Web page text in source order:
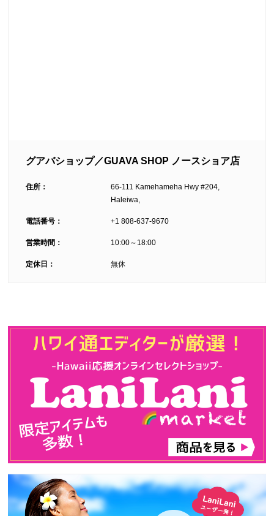
グアバショップ／GUAVA SHOP ノースショア店
住所：
66-111 Kamehameha Hwy #204,
Haleiwa,
電話番号： +1 808-637-9670
営業時間： 10:00～18:00
定休日： 無休